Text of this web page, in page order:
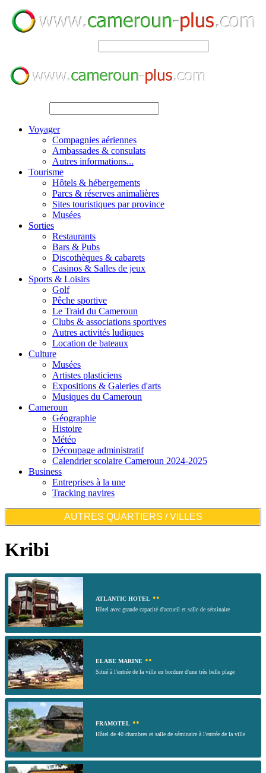
Voyager
Compagnies aériennes
Ambassades & consulats
Autres informations...
Tourisme
Hôtels & hébergements
Parcs & réserves animalières
Sites touristiques par province
Musées
Sorties
Restaurants
Bars & Pubs
Discothèques & cabarets
Casinos & Salles de jeux
Sports & Loisirs
Golf
Pêche sportive
Le Traid du Cameroun
Clubs & associations sportives
Autres activités ludiques
Location de bateaux
Culture
Musées
Artistes plasticiens
Expositions & Galeries d'arts
Musiques du Cameroun
Cameroun
Géographie
Histoire
Météo
Découpage administratif
Calendrier scolaire Cameroun 2024-2025
Business
Entreprises à la une
Tracking navires
AUTRES QUARTIERS / VILLES
Kribi
ATLANTIC HOTEL ••
Hôtel avec grande capacité d'accueil et salle de séminaire
ELABE MARINE ••
Situé à l'entrée de la ville en bordure d'une très belle plage
FRAMOTEL ••
Hôtel de 40 chambres et salle de séminaire à l'entrée de la ville